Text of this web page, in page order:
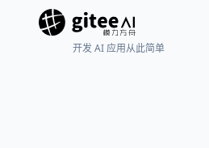
开发 AI 应用从此简单